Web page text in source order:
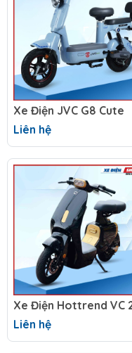
Xe Điện JVC G8 Cute
Liên hệ
Liên hệ